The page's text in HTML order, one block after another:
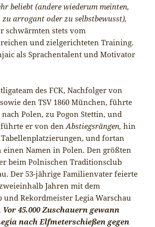
beliebt (andere wiederum meinten,
arrogant oder zu selbstbewusst),
schwärmten stets vom
und zielgerichteten Training.
als Sprachentalent und Motivator
des FCK, Nachfolger von
sowie den TSV 1860 München, führte
nach Polen, zu Pogon Stettin, und
führte er von denAbstiegsrängen, hin
und fortan
einen Namen in Polen. Den größten
beim Polnischen Traditionsclub
Der 53-jährige Familienvater feierte
Jahren mit dem
Rekordmeister Legia Warschau
Vor 45.000 Zuschauern gewann
nach Elfmeterschießen gegen